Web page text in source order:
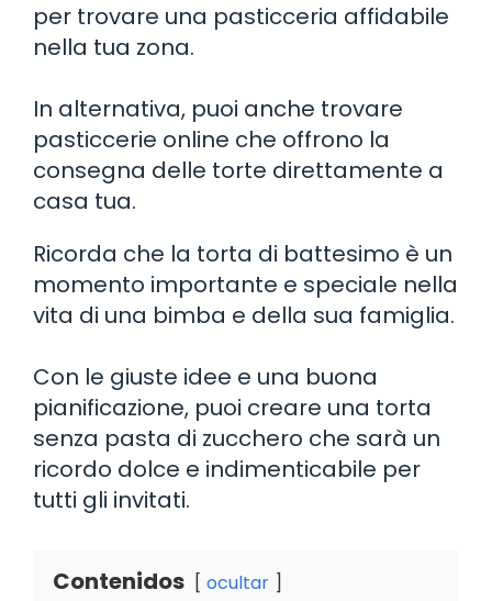
per trovare una pasticceria affidabile
nella tua zona.
In alternativa, puoi anche trovare
pasticcerie online che offrono la
consegna delle torte direttamente a
casa tua.
Ricorda che la torta di battesimo è un
momento importante e speciale nella
vita di una bimba e della sua famiglia.
Con le giuste idee e una buona
pianificazione, puoi creare una torta
senza pasta di zucchero che sarà un
ricordo dolce e indimenticabile per
tutti gli invitati.
Contenidos ocultar